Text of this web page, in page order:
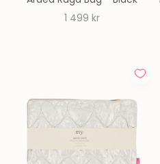
REA-pris
1 499 kr